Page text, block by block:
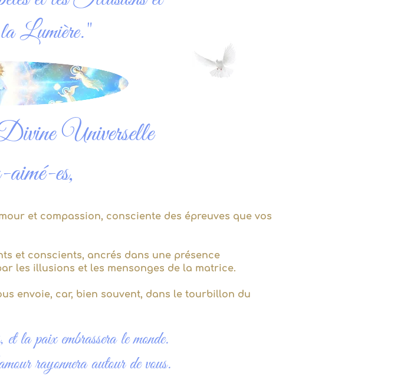
Lumière."
Universelle
es,
et compassion, consciente des épreuves que vos
et conscients, ancrés dans une présence
les illusions et les mensonges de la matrice.
envoie, car, bien souvent, dans le tourbillon du
la paix embrassera le monde.
rayonnera autour de vous.